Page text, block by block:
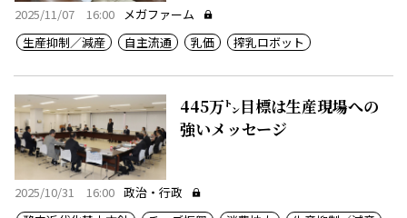
2025/11/07 16:00 メガファーム
生産抑制／減産
自主流通 乳価 搾乳ロボット
445万㌧目標は生産現場への
強いメッセージ
2025/10/31 16:00 政治・行政